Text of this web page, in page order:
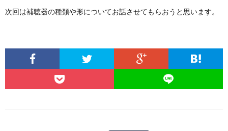
次回は補聴器の種類や形についてお話させてもらおうと思います。